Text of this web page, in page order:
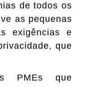
de todos os
as pequenas
exigências e
que
PMEs que